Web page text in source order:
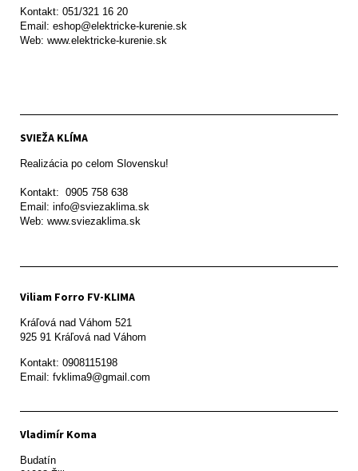
Kontakt: 051/321 16 20
Email: eshop@elektricke-kurenie.sk
Web: www.elektricke-kurenie.sk
SVIEŽA KLÍMA
Realizácia po celom Slovensku!
Kontakt:  0905 758 638
Email: info@sviezaklima.sk
Web: www.sviezaklima.sk
Viliam Forro FV-KLIMA
Kráľová nad Váhom 521
Kontakt: 0908115198
Email: fvklima9@gmail.com
Vladimír Koma
Budatín